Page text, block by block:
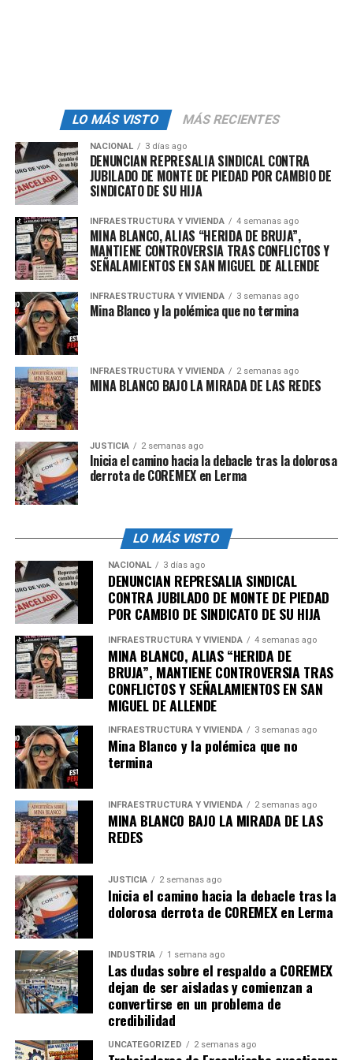
recobrar fuerza.
Aunque este no es el caso, ya que el día feriado cae en
lunes, en el
artículo 75de la LFT indica que si cayera
endomingo
y los trabajadores (obreros, jornaleros,
empleados domésticos, artesanos y todo aquel que
cuente con un contrato) tuvieran que prestar sus
servicios, deberán recibir eltriple de su sueldo más la
prima dominical.
admin
LO MÁS VISTO MÁS RECIENTES
NACIONAL 3 días ago
DENUNCIAN REPRESALIA SINDICAL CONTRA
JUBILADO DE MONTE DE PIEDAD POR CAMBIO DE
SINDICATO DE SU HIJA
INFRAESTRUCTURA Y VIVIENDA 4 semanas ago
MINA BLANCO, ALIAS “HERIDA DE BRUJA”,
MANTIENE CONTROVERSIA TRAS CONFLICTOS Y
SEÑALAMIENTOS EN SAN MIGUEL DE ALLENDE
INFRAESTRUCTURA Y VIVIENDA 3 semanas ago
Mina Blanco y la polémica que no termina
INFRAESTRUCTURA Y VIVIENDA 2 semanas ago
MINA BLANCO BAJO LA MIRADA DE LAS REDES
JUSTICIA 2 semanas ago
Inicia el camino hacia la debacle tras la dolorosa
derrota de COREMEX en Lerma
LO MÁS VISTO
NACIONAL 3 días ago
DENUNCIAN REPRESALIA SINDICAL
CONTRA JUBILADO DE MONTE DE PIEDAD
POR CAMBIO DE SINDICATO DE SU HIJA
INFRAESTRUCTURA Y VIVIENDA 4 semanas ago
MINA BLANCO, ALIAS “HERIDA DE
BRUJA”, MANTIENE CONTROVERSIA TRAS
CONFLICTOS Y SEÑALAMIENTOS EN SAN
MIGUEL DE ALLENDE
INFRAESTRUCTURA Y VIVIENDA 3 semanas ago
Mina Blanco y la polémica que no
termina
INFRAESTRUCTURA Y VIVIENDA 2 semanas ago
MINA BLANCO BAJO LA MIRADA DE LAS
REDES
JUSTICIA 2 semanas ago
Inicia el camino hacia la debacle tras la
dolorosa derrota de COREMEX en Lerma
INDUSTRIA 1 semana ago
Las dudas sobre el respaldo a COREMEX
dejan de ser aisladas y comienzan a
convertirse en un problema de
credibilidad
UNCATEGORIZED 2 semanas ago